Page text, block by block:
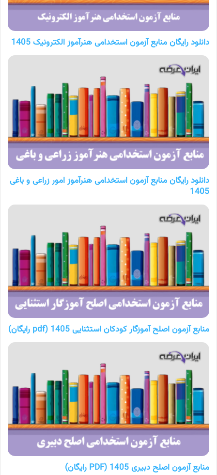
دانلود رایگان منابع آزمون استخدامی هنرآموز الکترونیک 1405
دانلود رایگان منابع آزمون استخدامی هنرآموز امور زراعی و باغی
1405
منابع آزمون اصلح آموزگار کودکان استثنایی 1405 (pdf رایگان)
منابع آزمون اصلح دبیری 1405 (PDF رایگان)